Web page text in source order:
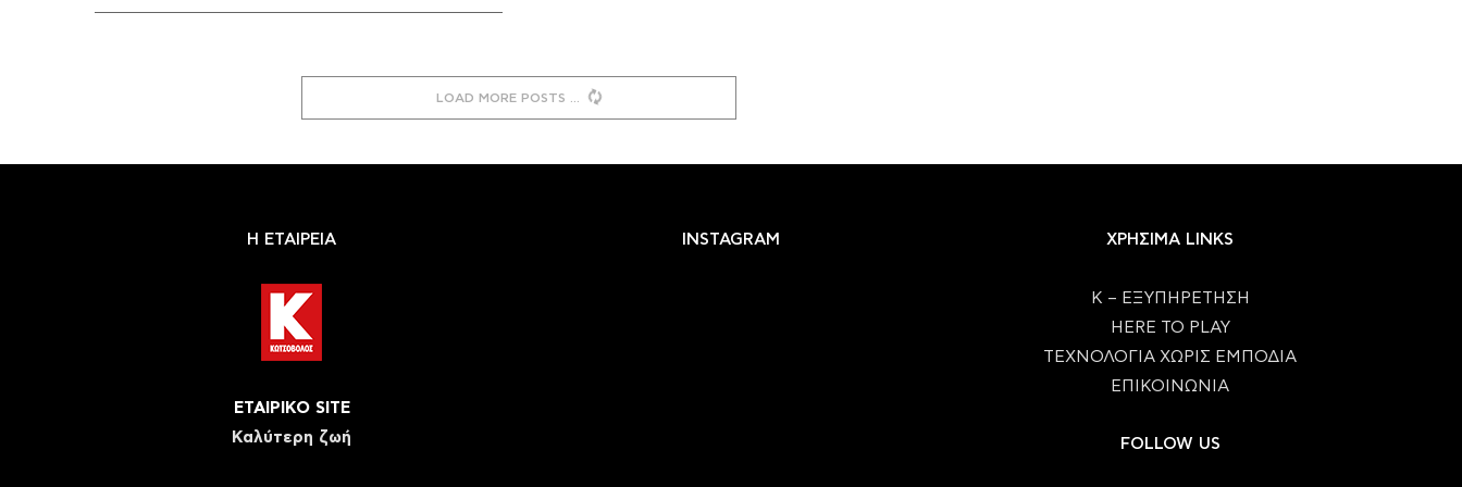
LOAD MORE POSTS
Η ΕΤΑΙΡΕΙΑ
ΕΤΑΙΡΙΚΟ SITE
Καλύτερη ζωή
INSTAGRAM ΧΡΗΣΙΜΑ LINKS
Κ – ΕΞΥΠΗΡΕΤΗΣΗ
HERE TO PLAY
ΤΕΧΝΟΛΟΓΙΑ ΧΩΡΙΣ ΕΜΠΟΔΙΑ
ΕΠΙΚΟΙΝΩΝΙΑ
FOLLOW US